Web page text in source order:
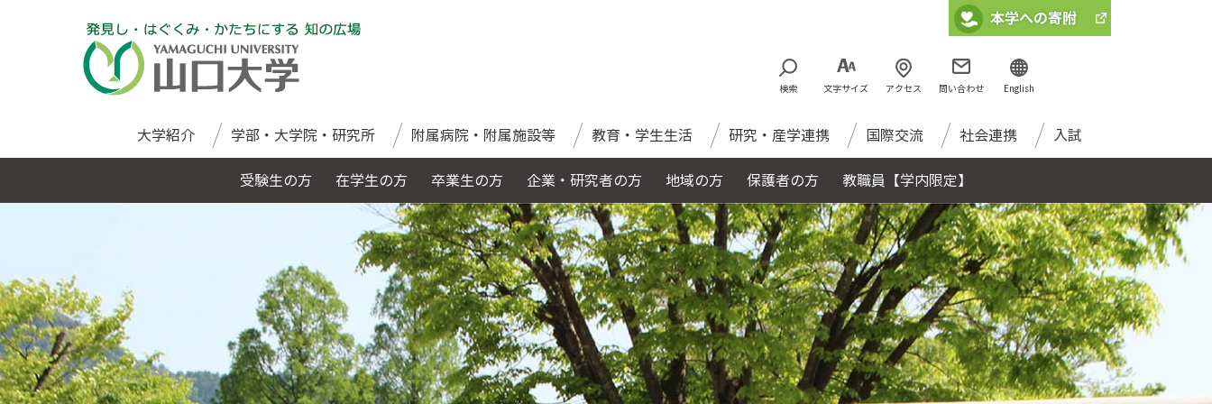
大学紹介 学部・大学院・研究所 附属病院・附属施設等 教育・学生生活 研究・産学連携 国際交流 社会連携 入試
検索 文字サイズ アクセス 問い合わせ English
受験生の方 在学生の方 卒業生の方 企業・研究者の方 地域の方 保護者の方 教職員【学内限定】